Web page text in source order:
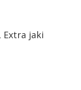
Extra jaki